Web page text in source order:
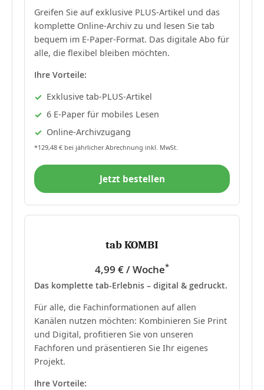
Greifen Sie auf exklusive PLUS-Artikel und das
komplette Online-Archiv zu und lesen Sie tab
bequem im E-Paper-Format. Das digitale Abo für
alle, die flexibel bleiben möchten.
Ihre Vorteile:
Exklusive tab-PLUS-Artikel
6 E-Paper für mobiles Lesen
Online-Archivzugang
*129,48 € bei jährlicher Abrechnung inkl. MwSt.
Jetzt bestellen
tab KOMBI
4,99 € / Woche*
Das komplette tab-Erlebnis – digital & gedruckt.
Für alle, die Fachinformationen auf allen
Kanälen nutzen möchten: Kombinieren Sie Print
und Digital, profitieren Sie von unseren
Fachforen und präsentieren Sie Ihr eigenes
Projekt.
Ihre Vorteile: